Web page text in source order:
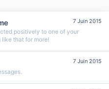
7 Juin 2015
positively to one of your
like that for more!
7 Juin 2015